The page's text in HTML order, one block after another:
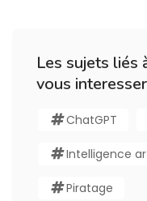
Les sujets liés
vous interesser
ChatGPT
Intelligence
Piratage